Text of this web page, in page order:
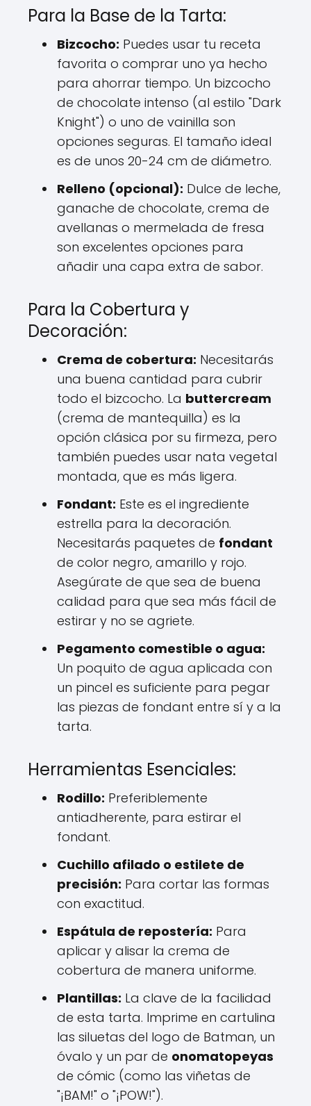
Para la Base de la Tarta:
Bizcocho: Puedes usar tu receta
favorita o comprar uno ya hecho
para ahorrar tiempo. Un bizcocho
de chocolate intenso (al estilo "Dark
Knight") o uno de vainilla son
opciones seguras. El tamaño ideal
es de unos 20-24 cm de diámetro.
Relleno (opcional): Dulce de leche,
ganache de chocolate, crema de
avellanas o mermelada de fresa
son excelentes opciones para
añadir una capa extra de sabor.
Para la Cobertura y
Decoración:
Crema de cobertura: Necesitarás
una buena cantidad para cubrir
todo el bizcocho. La buttercream
(crema de mantequilla) es la
opción clásica por su firmeza, pero
también puedes usar nata vegetal
montada, que es más ligera.
Fondant: Este es el ingrediente
estrella para la decoración.
Necesitarás paquetes de fondant
de color negro, amarillo y rojo.
Asegúrate de que sea de buena
calidad para que sea más fácil de
estirar y no se agriete.
Pegamento comestible o agua:
Un poquito de agua aplicada con
un pincel es suficiente para pegar
las piezas de fondant entre sí y a la
tarta.
Herramientas Esenciales:
Rodillo: Preferiblemente
antiadherente, para estirar el
fondant.
Cuchillo afilado o estilete de
precisión: Para cortar las formas
con exactitud.
Espátula de repostería: Para
aplicar y alisar la crema de
cobertura de manera uniforme.
Plantillas: La clave de la facilidad
de esta tarta. Imprime en cartulina
las siluetas del logo de Batman, un
óvalo y un par de onomatopeyas
de cómic (como las viñetas de
"¡BAM!" o "¡POW!").